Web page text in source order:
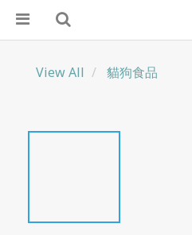
View All 貓狗食品